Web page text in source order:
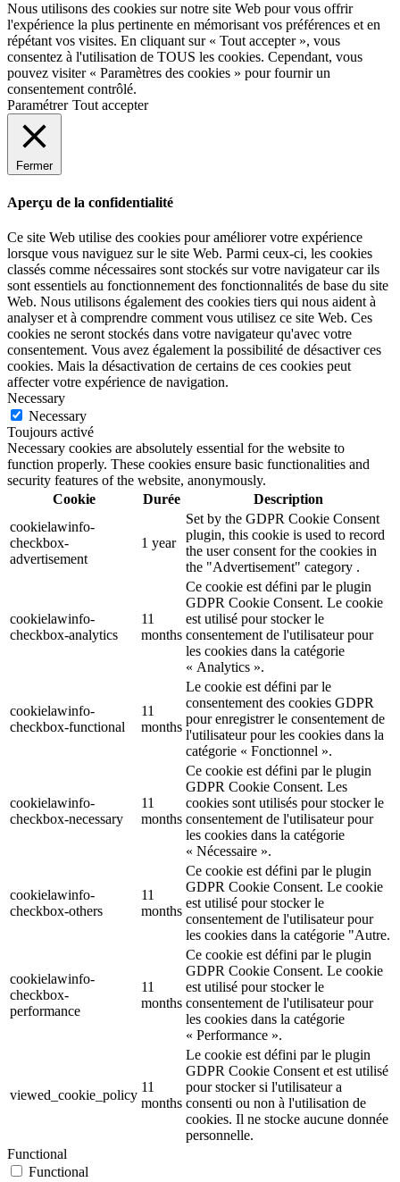
Nous utilisons des cookies sur notre site Web pour vous offrir
l'expérience la plus pertinente en mémorisant vos préférences et en
répétant vos visites. En cliquant sur « Tout accepter », vous
consentez à l'utilisation de TOUS les cookies. Cependant, vous
pouvez visiter « Paramètres des cookies » pour fournir un
consentement contrôlé.
Paramétrer Tout accepter
Fermer
Aperçu de la confidentialité
Ce site Web utilise des cookies pour améliorer votre expérience
lorsque vous naviguez sur le site Web. Parmi ceux-ci, les cookies
classés comme nécessaires sont stockés sur votre navigateur car ils
sont essentiels au fonctionnement des fonctionnalités de base du site
Web. Nous utilisons également des cookies tiers qui nous aident à
analyser et à comprendre comment vous utilisez ce site Web. Ces
cookies ne seront stockés dans votre navigateur qu'avec votre
consentement. Vous avez également la possibilité de désactiver ces
cookies. Mais la désactivation de certains de ces cookies peut
affecter votre expérience de navigation.
Necessary
Necessary
Toujours activé
Necessary cookies are absolutely essential for the website to
function properly. These cookies ensure basic functionalities and
security features of the website, anonymously.
Cookie
Durée
Description
cookielawinfo-
checkbox-
advertisement
1 year
Set by the GDPR Cookie Consent
plugin, this cookie is used to record
the user consent for the cookies in
the "Advertisement" category .
cookielawinfo-
checkbox-analytics
11
months
Ce cookie est défini par le plugin
GDPR Cookie Consent. Le cookie
est utilisé pour stocker le
consentement de l'utilisateur pour
les cookies dans la catégorie
« Analytics ».
cookielawinfo-
checkbox-functional
11
months
Le cookie est défini par le
consentement des cookies GDPR
pour enregistrer le consentement de
l'utilisateur pour les cookies dans la
catégorie « Fonctionnel ».
cookielawinfo-
checkbox-necessary
11
months
Ce cookie est défini par le plugin
GDPR Cookie Consent. Les
cookies sont utilisés pour stocker le
consentement de l'utilisateur pour
les cookies dans la catégorie
« Nécessaire ».
cookielawinfo-
checkbox-others
11
months
Ce cookie est défini par le plugin
GDPR Cookie Consent. Le cookie
est utilisé pour stocker le
consentement de l'utilisateur pour
les cookies dans la catégorie "Autre.
cookielawinfo-
checkbox-
performance
11
months
Ce cookie est défini par le plugin
GDPR Cookie Consent. Le cookie
est utilisé pour stocker le
consentement de l'utilisateur pour
les cookies dans la catégorie
« Performance ».
viewed_cookie_policy
11
months
Le cookie est défini par le plugin
GDPR Cookie Consent et est utilisé
pour stocker si l'utilisateur a
consenti ou non à l'utilisation de
cookies. Il ne stocke aucune donnée
personnelle.
Functional
Functional